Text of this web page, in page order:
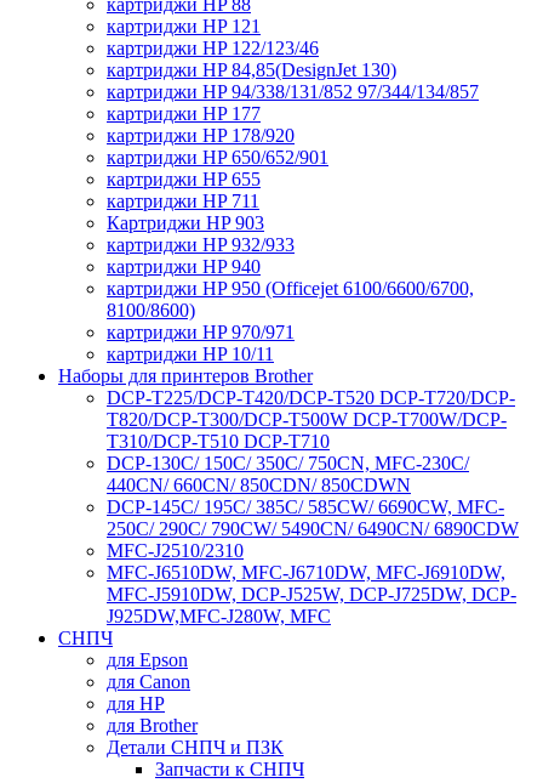
картриджи HP 88
картриджи HP 121
картриджи HP 122/123/46
картриджи HP 84,85(DesignJet 130)
картриджи HP 94/338/131/852 97/344/134/857
картриджи HP 177
картриджи HP 178/920
картриджи HP 650/652/901
картриджи HP 655
картриджи HP 711
Картриджи HP 903
картриджи HP 932/933
картриджи HP 940
картриджи HP 950 (Officejet 6100/6600/6700,
8100/8600)
картриджи HP 970/971
картриджи HP 10/11
Наборы для принтеров Brother
DCP-T225/DCP-T420/DCP-T520 DCP-T720/DCP-
T820/DCP-T300/DCP-T500W DCP-T700W/DCP-
T310/DCP-T510 DCP-T710
DCP-130C/ 150C/ 350C/ 750CN, MFC-230C/
440CN/ 660CN/ 850CDN/ 850CDWN
DCP-145C/ 195C/ 385C/ 585CW/ 6690CW, MFC-
250C/ 290C/ 790CW/ 5490CN/ 6490CN/ 6890CDW
MFC-J2510/2310
MFC-J6510DW, MFC-J6710DW, MFC-J6910DW,
MFC-J5910DW, DCP-J525W, DCP-J725DW, DCP-
J925DW,MFC-J280W, MFC
СНПЧ
для Epson
для Canon
для HP
для Brother
Детали СНПЧ и ПЗК
Запчасти к СНПЧ